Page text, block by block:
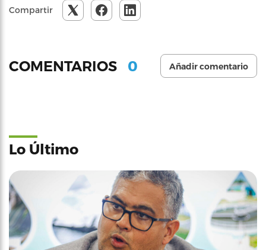
Compartir
COMENTARIOS 0 Añadir comentario
Lo Último